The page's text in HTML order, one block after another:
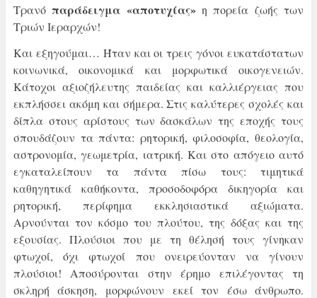
Τρανό παράδειγμα «αποτυχίας»η πορεία ζωής των
Τριών Ιεραρχών!
Και εξηγούμαι… Ήταν και οι τρεις γόνοι ευκατάστατων
κοινωνικά, οικονομικά και μορφωτικά οικογενειών.
Κάτοχοι αξιοζήλευτης παιδείας και καλλιέργειας που
εκπλήσσει ακόμη και σήμερα. Στις καλύτερες σχολές και
δίπλα στους αρίστους των δασκάλων της εποχής τους
σπουδάζουν τα πάντα: ρητορική, φιλοσοφία, θεολογία,
αστρονομία, γεωμετρία, ιατρική. Και στο απόγειο αυτό
εγκαταλείπουν τα πάντα πίσω τους: τιμητικά
καθηγητικά καθήκοντα, προσοδοφόρα δικηγορία και
ρητορική, περίφημα εκκλησιαστικά αξιώματα.
Αρνούνται τον κόσμο του πλούτου, της δόξας και της
εξουσίας. Πλούσιοι που με τη θέλησή τους γίνηκαν
φτωχοί, όχι φτωχοί που ονειρεύονταν να γίνουν
πλούσιοι! Αποσύρονται στην έρημο επιλέγοντας τη
σκληρή άσκηση, μορφώνουν εκεί τον έσω άνθρωπο.